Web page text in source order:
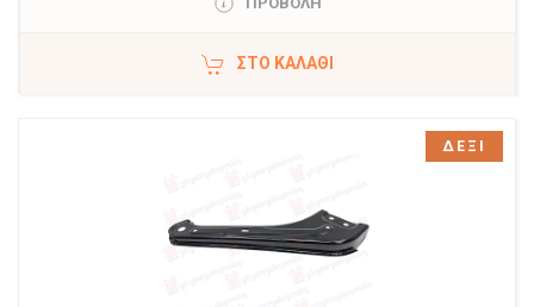
ΣΤΟ ΚΑΛΆΘΙ
ΔΕΞΙ